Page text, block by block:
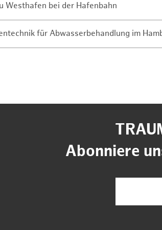
Westhafen bei der Hafenbahn
für Abwasserbehandlung im
Abonniere